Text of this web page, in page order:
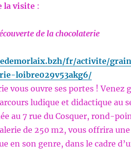
la visite:
de la chocolaterie
fr/activite/
loibre029v53akg6/
vous ouvre ses portes ! Venez
ludique et didactique au
au 7 rue du Cosquer, rond-
de 250 m2, vous offrira
en son genre, dans le cadre